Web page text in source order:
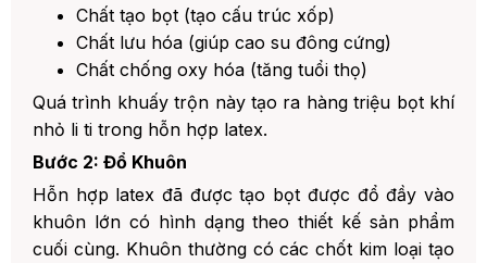
1. Latex Hữu Cơ (Organic Latex)
2. Công Nghệ Infusion (Truyền Chất
Liệu)
3. Thiết Kế Phân Vùng Nâng Cao
4. Latex Tái Chế Và Kinh Tế Tuần
Hoàn
9. Tại Sao Nên Chọn Đệm Dunlopillo?
1. Di Sản Lịch Sử
Chất tạo bọt (tạo cấu trúc xốp)
Chất lưu hóa (giúp cao su đông cứng)
Chất chống oxy hóa (tăng tuổi thọ)
Quá trình khuấy trộn này tạo ra hàng triệu bọt khí
nhỏ li ti trong hỗn hợp latex.
Bước 2: Đổ Khuôn
Hỗn hợp latex đã được tạo bọt được đổ đầy vào
khuôn lớn có hình dạng theo thiết kế sản phẩm
cuối cùng. Khuôn thường có các chốt kim loại tạo